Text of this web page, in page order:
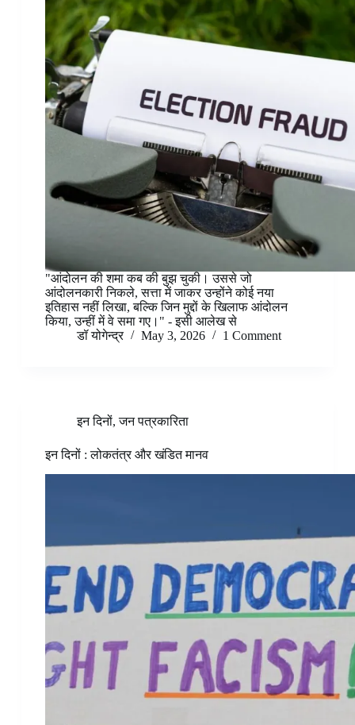
"आंदोलन की शमा कब की बुझ चुकी। उससे जो
आंदोलनकारी निकले, सत्ता में जाकर उन्होंने कोई नया
इतिहास नहीं लिखा, बल्कि जिन मुद्दों के खिलाफ आंदोलन
किया, उन्हीं में वे समा गए।" - इसी आलेख से
डॉ योगेन्द्र
May 3, 2026 1 Comment
इन दिनों,जन पत्रकारिता
इन दिनों : लोकतंत्र और खंडित मानव